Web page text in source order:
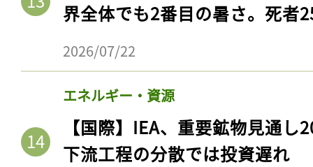
界全体でも2番目の暑さ。死者
2026/07/22
エネルギー・資源
【国際】IEA、重要鉱物見通
下流工程の分散では投資遅れ